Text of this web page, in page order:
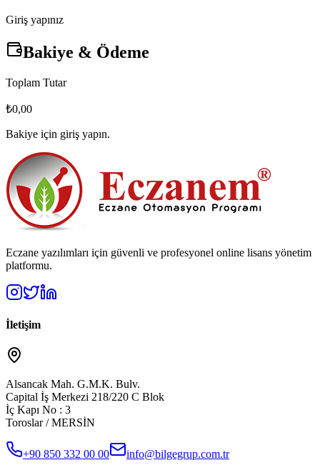
Giriş yapınız
Bakiye & Ödeme
Toplam Tutar
₺0,00
Bakiye için giriş yapın.
Eczane yazılımları için güvenli ve profesyonel online lisans yönetim
platformu.
İletişim
Alsancak Mah. G.M.K. Bulv.
Capital İş Merkezi 218/220 C Blok
İç Kapı No : 3
Toroslar / MERSİN
+90 850 332 00 00 info@bilgegrup.com.tr